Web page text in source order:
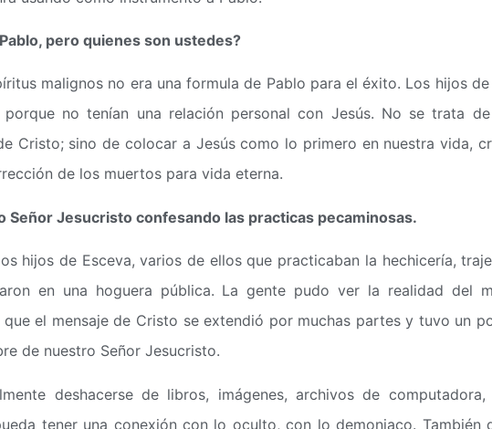
pero quienes son ustedes?
malignos no era una formula de Pablo para el éxito. Los hijos de
porque no tenían una relación personal con Jesús. No se trata
Cristo; sino de colocar a Jesús como lo primero en nuestra vida,
de los muertos para vida eterna.
Señor Jesucristo confesando las practicas pecaminosas.
hijos de Esceva, varios de ellos que practicaban la hechicería,
en una hoguera pública. La gente pudo ver la realidad del
el mensaje de Cristo se extendió por muchas partes y tuvo un
de nuestro Señor Jesucristo.
deshacerse de libros, imágenes, archivos de computadora,
tener una conexión con lo oculto, con lo demoniaco. También